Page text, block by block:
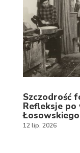
Szczodrość
Refleksje
Łosowskiego
12 lip, 2026